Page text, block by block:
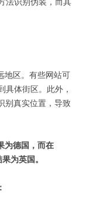
地区。有些网站可
具体街区。此外，
别真实位置，导致
为德国，而在
为英国。